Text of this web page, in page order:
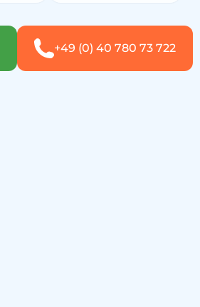
+49 (0) 40 780 73 722